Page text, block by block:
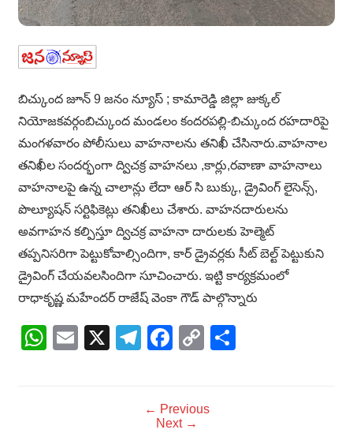
బిచ్కుంద జూన్ 9 జనం న్యూస్ ; కామారెడ్డి జిల్లా జుక్కల్
నియోజకవర్గంబిచ్కుంద మండలం కందరపల్లి-బిచ్కుంద రహదారిపై
మంగళవారం పోలీసులు వాహనాలను తనిఖీ చేసినారు.వాహనాల
తనిఖీల సందర్భంగా ద్విచక్ర వాహనలు ,కార్లు,రవాణా వాహనాలు
వాహనాలపై ఉన్న చాలాన్లు లేదా ఆర్ సి బుక్కు, డ్రైవింగ్ లైసెన్స్,
పొల్యూషన్ సర్టిఫికెట్లు తనిఖీలు చేశారు. వాహనదారులను
అవగాహన కల్పిస్తూ ద్విచక్ర వాహనా దారులకు హెల్మెట్
తప్పనిసరిగా పెట్టుకోవాల్సిందిగా, కార్ డ్రైవర్లకు సీట్ బెల్ట్ పెట్టుకుని
డ్రైవింగ్ చేయవలసిందిగా సూచించారు. ఇట్టి కార్యక్రమంలో
రాధాకృష్ణ మహేందర్ రాజేష్ వెంకా గౌడ్ పాల్గొన్నారు
WhatsApp
Email
X Telegram
Facebook
Copy
← Previous
Next →